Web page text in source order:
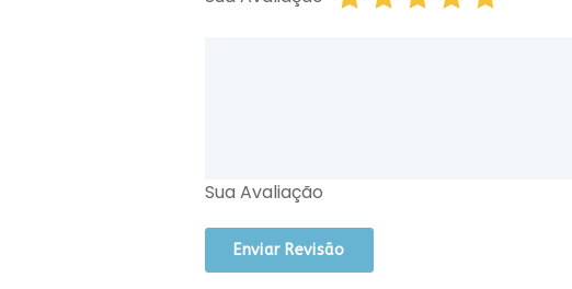
Sua Avaliação